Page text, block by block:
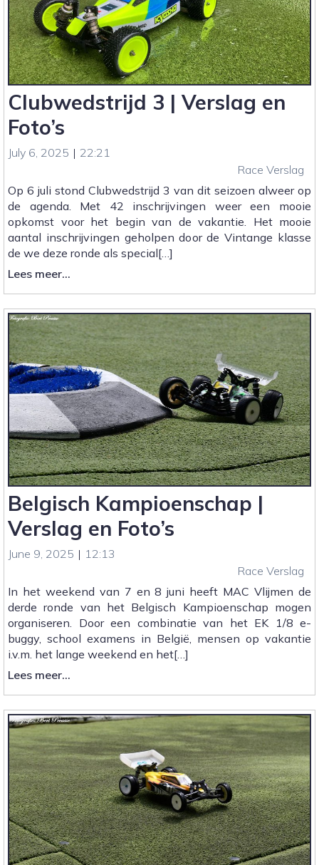
en
Foto’s
Clubwedstrijd 3 | Verslag en
Foto’s
July 6, 2025 | 22:21
Race Verslag
Op 6 juli stond Clubwedstrijd 3 van dit seizoen alweer op
de agenda. Met 42 inschrijvingen weer een mooie
opkomst voor het begin van de vakantie. Het mooie
aantal inschrijvingen geholpen door de Vintange klasse
de we deze ronde als special[…]
Lees meer...
Clubwedstrijd
3
|
Verslag
en
Foto’s
Belgisch Kampioenschap |
Verslag en Foto’s
June 9, 2025 | 12:13
Race Verslag
In het weekend van 7 en 8 juni heeft MAC Vlijmen de
derde ronde van het Belgisch Kampioenschap mogen
organiseren. Door een combinatie van het EK 1/8 e-
buggy, school examens in België, mensen op vakantie
i.v.m. het lange weekend en het[…]
Lees meer...
Kampioenschap
|
Verslag
en
Foto’s